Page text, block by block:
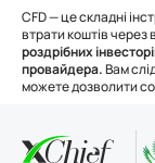
CFD — це складні
втрати коштів
роздрібних
провайдера.Вам
можете дозволити